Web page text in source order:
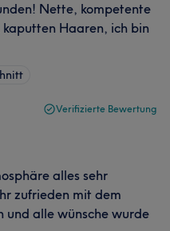
Nette, kompetente
Haaren, ich bin
Verifizierte Bewertung
alles sehr
zufrieden mit dem
und alle wünsche wurde